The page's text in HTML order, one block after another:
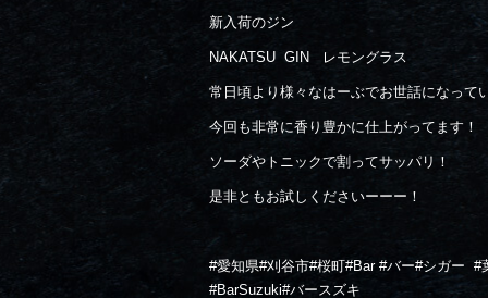
新入荷のジン
NAKATSU GIN レモングラス
常日頃より様々なはーぶでお世話になって
今回も非常に香り豊かに仕上がってます！
ソーダやトニックで割ってサッパリ！
是非ともお試しくださいーーー！
#愛知県#刈谷市#桜町#Bar #バー#シガー #
#BarSuzuki#バースズキ